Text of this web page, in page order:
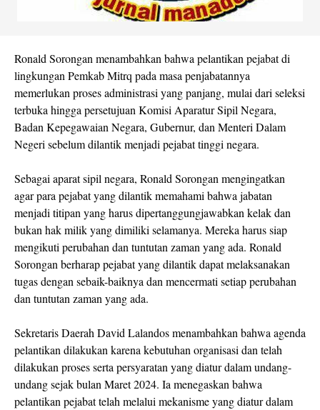
Ronald Sorongan menambahkan bahwa pelantikan pejabat di
lingkungan Pemkab Mitrq pada masa penjabatannya
memerlukan proses administrasi yang panjang, mulai dari seleksi
terbuka hingga persetujuan Komisi Aparatur Sipil Negara,
Badan Kepegawaian Negara, Gubernur, dan Menteri Dalam
Negeri sebelum dilantik menjadi pejabat tinggi negara.
Sebagai aparat sipil negara, Ronald Sorongan mengingatkan
agar para pejabat yang dilantik memahami bahwa jabatan
menjadi titipan yang harus dipertanggungjawabkan kelak dan
bukan hak milik yang dimiliki selamanya. Mereka harus siap
mengikuti perubahan dan tuntutan zaman yang ada. Ronald
Sorongan berharap pejabat yang dilantik dapat melaksanakan
tugas dengan sebaik-baiknya dan mencermati setiap perubahan
dan tuntutan zaman yang ada.
Sekretaris Daerah David Lalandos menambahkan bahwa agenda
pelantikan dilakukan karena kebutuhan organisasi dan telah
dilakukan proses serta persyaratan yang diatur dalam undang-
undang sejak bulan Maret 2024. Ia menegaskan bahwa
pelantikan pejabat telah melalui mekanisme yang diatur dalam